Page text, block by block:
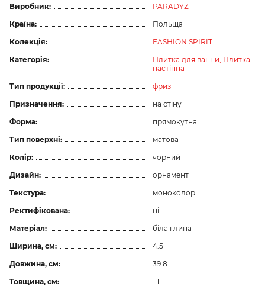
Виробник:
PARADYZ
Країна:
Польща
Колекція:
FASHION SPIRIT
Категорія:
Плитка для ванни, Плитка
настінна
Тип продукції:
фриз
Призначення:
на стіну
Форма:
прямокутна
Тип поверхні:
матова
Колір:
чорний
Дизайн:
орнамент
Текстура:
моноколор
Ректифікована:
ні
Матеріал:
біла глина
Ширина, см:
4.5
Довжина, см:
39.8
Товщина, см:
1.1